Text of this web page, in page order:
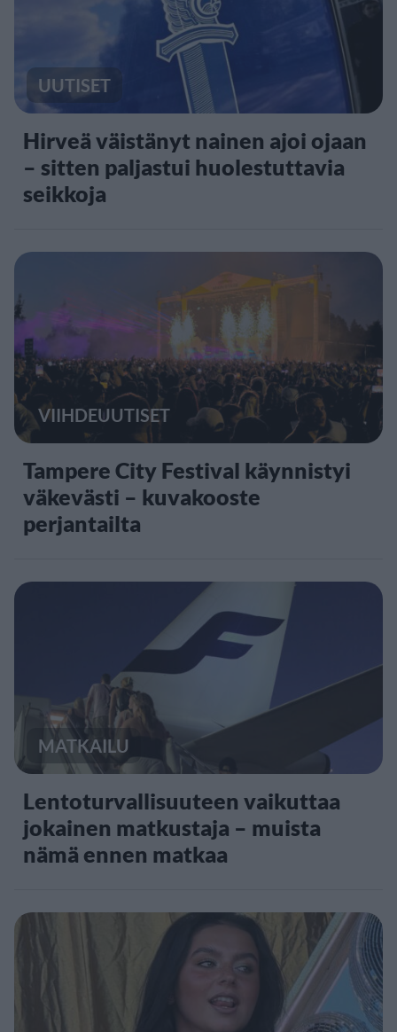
UUTISET
Hirveä väistänyt nainen ajoi ojaan
– sitten paljastui huolestuttavia
seikkoja
VIIHDEUUTISET
Tampere City Festival käynnistyi
väkevästi – kuvakooste
perjantailta
MATKAILU
Lentoturvallisuuteen vaikuttaa
jokainen matkustaja – muista
nämä ennen matkaa